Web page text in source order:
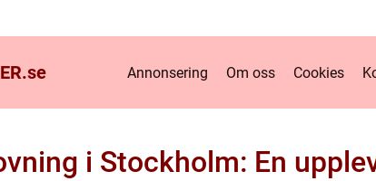
se Annonsering Om oss Cookies
i Stockholm: En